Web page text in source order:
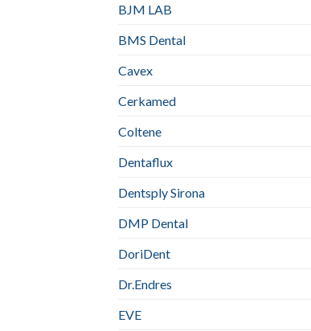
BJM LAB
BMS Dental
Cavex
Cerkamed
Coltene
Dentaflux
Dentsply Sirona
DMP Dental
DoriDent
Dr.Endres
EVE